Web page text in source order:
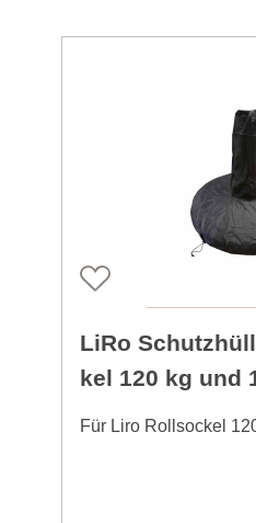
LiRo
kel 120 kg und
Für Liro Rollsockel